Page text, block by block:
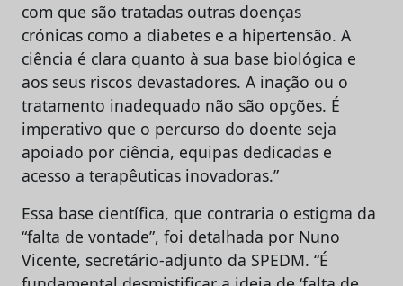
com que são tratadas outras doenças
crónicas como a diabetes e a hipertensão. A
ciência é clara quanto à sua base biológica e
aos seus riscos devastadores. A inação ou o
tratamento inadequado não são opções. É
imperativo que o percurso do doente seja
apoiado por ciência, equipas dedicadas e
acesso a terapêuticas inovadoras.”
Essa base científica, que contraria o estigma da
“falta de vontade”, foi detalhada por Nuno
Vicente, secretário-adjunto da SPEDM. “É